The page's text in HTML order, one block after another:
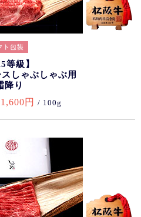
等級】
しゃぶしゃぶ用
降り
1,600円 / 100g